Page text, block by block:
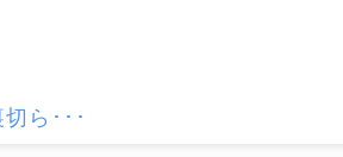
ら･･･